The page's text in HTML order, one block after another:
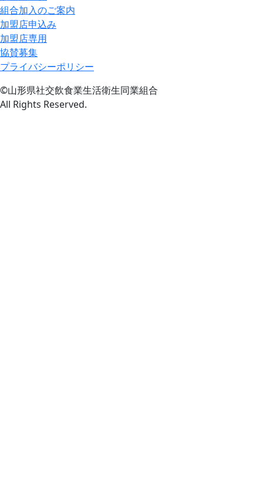
組合加入のご案内
加盟店申込み
加盟店専用
協賛募集
プライバシーポリシー
©山形県社交飲食業生活衛生同業組合
All Rights Reserved.